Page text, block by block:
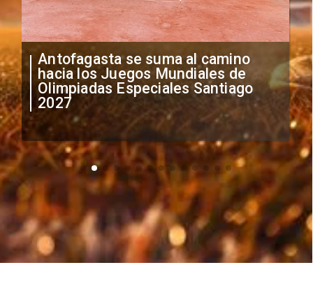
Antofagasta se suma al camino
hacia los Juegos Mundiales de
Olimpiadas Especiales Santiago
2027